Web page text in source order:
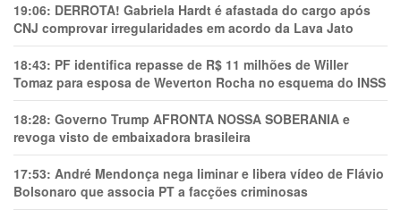
19:06: DERROTA! Gabriela Hardt é afastada do cargo após
CNJ comprovar irregularidades em acordo da Lava Jato
18:43: PF identifica repasse de R$ 11 milhões de Willer
Tomaz para esposa de Weverton Rocha no esquema do INSS
18:28: Governo Trump AFRONTA NOSSA SOBERANIA e
revoga visto de embaixadora brasileira
17:53: André Mendonça nega liminar e libera vídeo de Flávio
Bolsonaro que associa PT a facções criminosas